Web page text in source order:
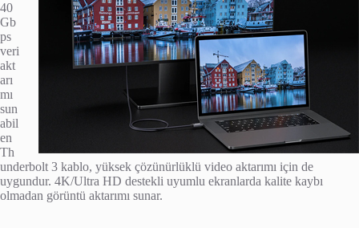
40
Gb
ps
veri
akt
arı
mı
sun
abil
en
Th
underbolt 3 kablo, yüksek çözünürlüklü video aktarımı için de
uygundur. 4K/Ultra HD destekli uyumlu ekranlarda kalite kaybı
olmadan görüntü aktarımı sunar.